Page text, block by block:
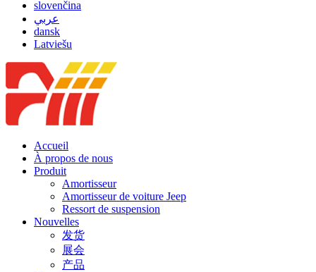
slovenčina
عربي
dansk
Latviešu
Accueil
À propos de nous
Produit
Amortisseur
Amortisseur de voiture Jeep
Ressort de suspension
Nouvelles
发货
展会
产品